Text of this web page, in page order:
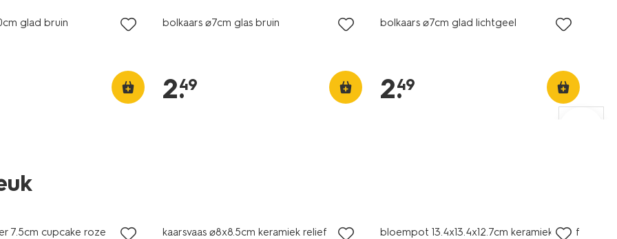
glad bruin bolkaars ⌀7cm glas bruin
2.
49
bolkaars ⌀7cm glad lichtgeel
2.
49
7.5cm cupcake roze kaarsvaas ⌀8x8.5cm keramiek relief bloempot 13.4x13.4x12.7cm keramiek reliëf